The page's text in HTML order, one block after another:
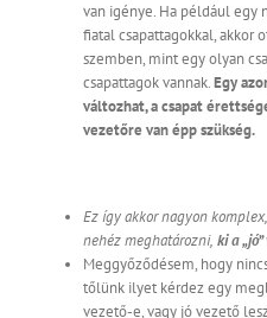
van igénye. Ha például egy
fiatal csapattagokkal, akkor
szemben, mint egy olyan
csapattagok vannak.Egy
változhat, a csapat
vezetőre van épp szükség.
Ez így akkor nagyon
nehéz meghatározni, ki a
Meggyőződésem, hogy
tőlünk ilyet kérdez egy
vezető-e, vagy jó vezető